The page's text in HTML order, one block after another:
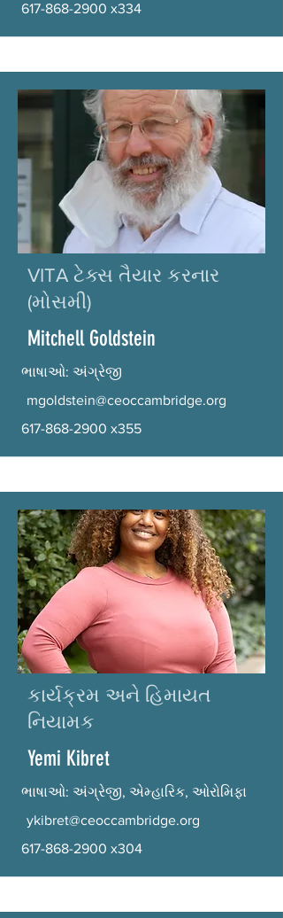
617-868-2900 x334
VITA ટેક્સ તૈયાર કરનાર
(મોસમી)
Mitchell Goldstein
ભાષાઓ: અંગ્રેજી
mgoldstein@ceoccambridge.org
617-868-2900 x355
કાર્યક્રમ અને હિમાયત
નિયામક
Yemi Kibret
ભાષાઓ: અંગ્રેજી, એમ્હારિક, ઓરોમિફા
ykibret@ceoccambridge.org
617-868-2900 x304